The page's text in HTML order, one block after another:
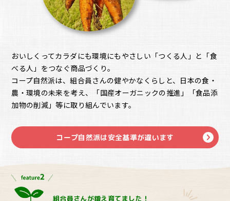
おいしくってカラダにも環境にもやさしい「つくる人」と「食
べる人」をつなぐ商品づくり。
コープ自然派は、組合員さんの健やかなくらしと、日本の食・
農・環境の未来を考え、「国産オーガニックの推進」「食品添
加物の削減」等に取り組んでいます。
コープ自然派は安全基準が違います
組合員さんが鍛え育てました！